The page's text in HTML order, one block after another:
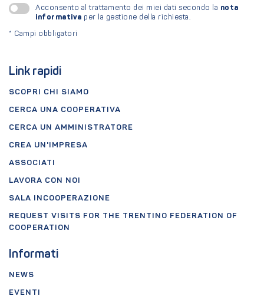
Link rapidi
SCOPRI CHI SIAMO
CERCA UNA COOPERATIVA
CERCA UN AMMINISTRATORE
CREA UN'IMPRESA
ASSOCIATI
LAVORA CON NOI
SALA INCOOPERAZIONE
REQUEST VISITS FOR THE TRENTINO FEDERATION OF
COOPERATION
Informati
NEWS
EVENTI
Acconsento al trattamento dei miei dati secondo la nota
informativa per la gestione della richiesta.
* Campi obbligatori